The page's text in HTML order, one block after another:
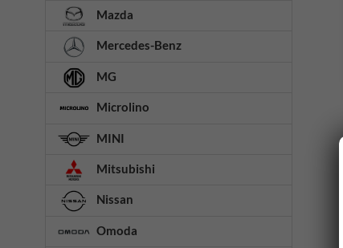
Mazda
Mercedes-Benz
MG
Microlino
MINI
Mitsubishi
Nissan
Omoda